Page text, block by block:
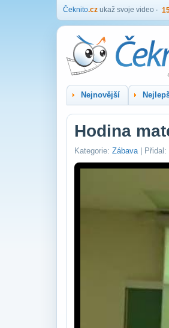
Čeknito.cz ukaž svoje video
Nejnovější
Hodina
Kategorie: Zábava| Přidal: